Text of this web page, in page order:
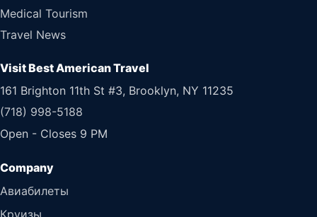
Medical Tourism
Travel News
Visit Best American Travel
161 Brighton 11th St #3, Brooklyn, NY 11235
(718) 998-5188
Open - Closes 9 PM
Авиабилеты
Круизы